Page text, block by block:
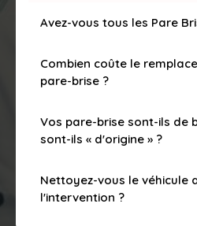
Avez-vous tous les Pare
Combien coûte le
pare-brise ?
Vos pare-brise sont-ils de
sont-ils « d'origine » ?
Nettoyez-vous le véhicule
l'intervention ?